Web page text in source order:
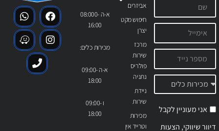
אביזרים
חיפוש מקט
יצרן
מרכז
שירות
פולריס
נתניה
ניידת
שירות
מכירות
וטרייד אין
א-ה 08:000-
16:00
מכירות כלים:
א-ה 09:00-
18:00
ו 09:00-
18:00
אני מעוניין לקבל
דיוור שיווקי, הצעות